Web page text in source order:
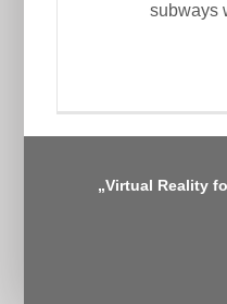
subways
„Virtual Reality